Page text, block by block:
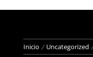
Inicio Uncategorized